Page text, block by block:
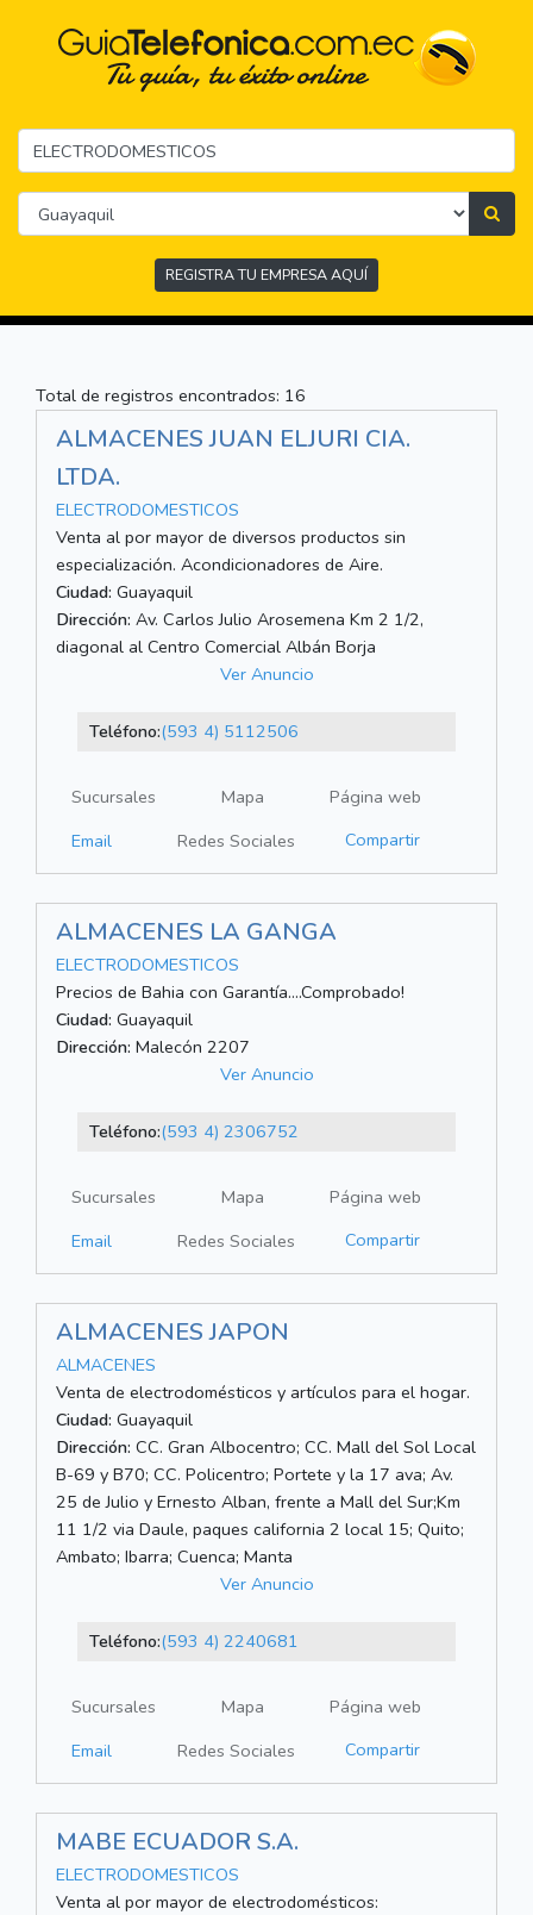
REGISTRA TU EMPRESA AQUÍ
Total de registros encontrados: 16
ALMACENES JUAN ELJURI CIA.
LTDA.
ELECTRODOMESTICOS
Venta al por mayor de diversos productos sin
especialización. Acondicionadores de Aire.
Ciudad: Guayaquil
Dirección: Av. Carlos Julio Arosemena Km 2 1/2,
diagonal al Centro Comercial Albán Borja
Ver Anuncio
Teléfono:(593 4) 5112506
Sucursales Mapa
Página web
Email
Redes Sociales Compartir
ALMACENES LA GANGA
ELECTRODOMESTICOS
Precios de Bahia con Garantía....Comprobado!
Ciudad: Guayaquil
Dirección: Malecón 2207
Ver Anuncio
Teléfono:(593 4) 2306752
Sucursales Mapa
Página web
Email
Redes Sociales Compartir
ALMACENES JAPON
ALMACENES
Venta de electrodomésticos y artículos para el hogar.
Ciudad: Guayaquil
Dirección: CC. Gran Albocentro; CC. Mall del Sol Local
B-69 y B70; CC. Policentro; Portete y la 17 ava; Av.
25 de Julio y Ernesto Alban, frente a Mall del Sur;Km
11 1/2 via Daule, paques california 2 local 15; Quito;
Ambato; Ibarra; Cuenca; Manta
Ver Anuncio
Teléfono:(593 4) 2240681
Sucursales Mapa
Página web
Email
Redes Sociales Compartir
MABE ECUADOR S.A.
ELECTRODOMESTICOS
Venta al por mayor de electrodomésticos: